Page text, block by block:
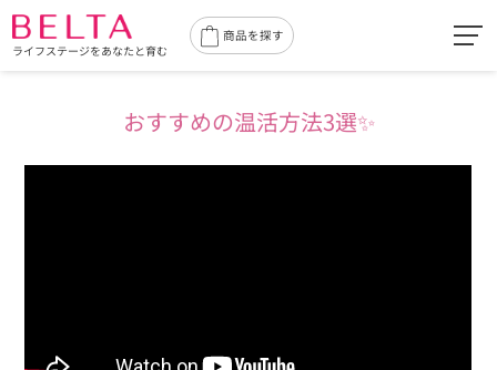
ライフステージをあなたと育む
商品を探す
おすすめの温活方法3選✨